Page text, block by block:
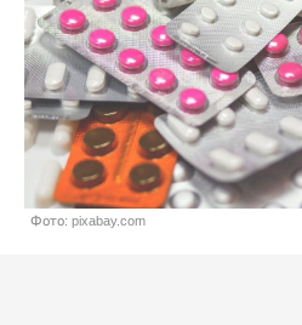
Фото: pixabay.com